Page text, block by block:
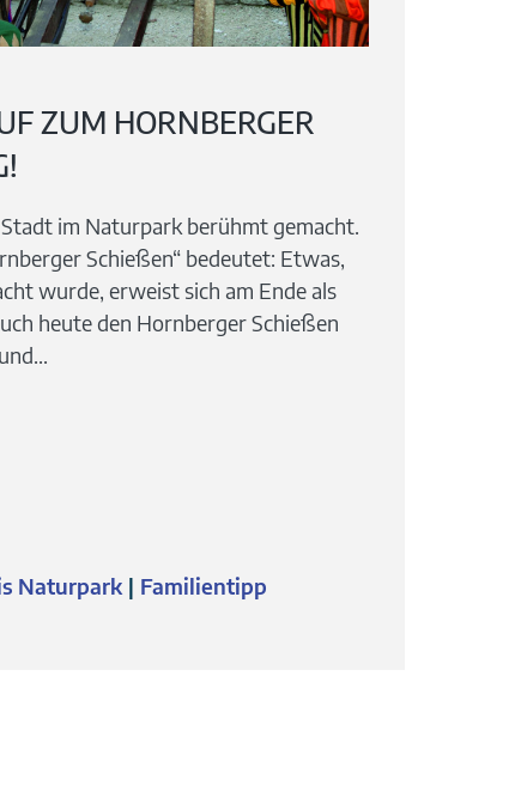
ZUM HORNBERGER
im Naturpark berühmt gemacht.
Schießen“ bedeutet: Etwas,
wurde, erweist sich am Ende als
heute den Hornberger Schießen
Naturpark Familientipp